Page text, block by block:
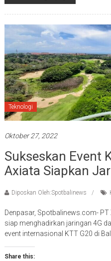
Teknologi
Oktober 27, 2022
Sukseskan Event
Axiata Siapkan
Diposkan Oleh:Spotbalinews
Denpasar, Spotbalinews.com- PT
siap menghadirkan jaringan 4G
event internasional KTT G20 di
Share this: